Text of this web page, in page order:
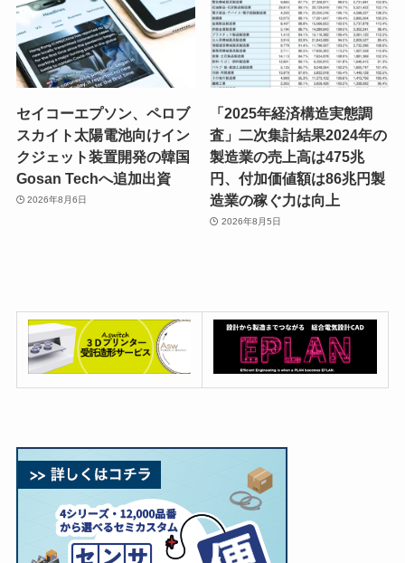
セイコーエプソン、ペロブ
スカイト太陽電池向けイン
クジェット装置開発の韓国
Gosan Techへ追加出資
2026年8月6日
「2025年経済構造実態調
査」二次集計結果2024年の
製造業の売上高は475兆
円、付加価値額は86兆円製
造業の稼ぐ力は向上
2026年8月5日